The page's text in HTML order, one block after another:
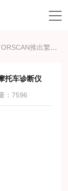
出繁体中文版摩托车诊断仪
托车诊断仪
：7596